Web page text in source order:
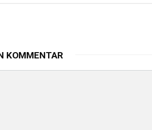
KOMMENTAR